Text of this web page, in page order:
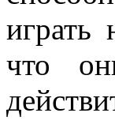
играть
что